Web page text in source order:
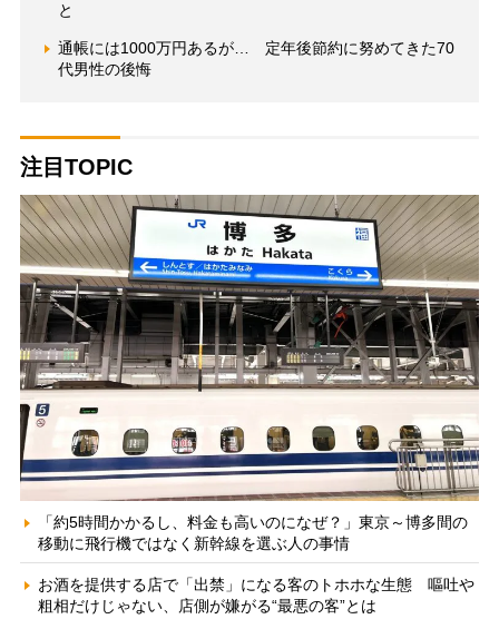
と
通帳には1000万円あるが… 定年後節約に努めてきた70
代男性の後悔
注目TOPIC
「約5時間かかるし、料金も高いのになぜ？」東京～博多間の
移動に飛行機ではなく新幹線を選ぶ人の事情
お酒を提供する店で「出禁」になる客のトホホな生態 嘔吐や
粗相だけじゃない、店側が嫌がる“最悪の客”とは